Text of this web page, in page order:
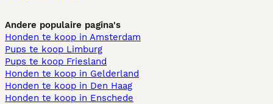
Andere populaire pagina's
Honden te koop in Amsterdam
Pups te koop Limburg​
Pups te koop Friesland​
Honden te koop in Gelderland
Honden te koop in Den Haag
Honden te koop in Enschede